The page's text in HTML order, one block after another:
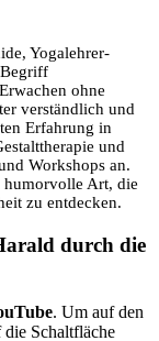
Yogalehrer-
ohne
verständlich und
Erfahrung in
und
Workshops an.
humorvolle Art, die
zu entdecken.
durch die
. Um auf den
Schaltfläche